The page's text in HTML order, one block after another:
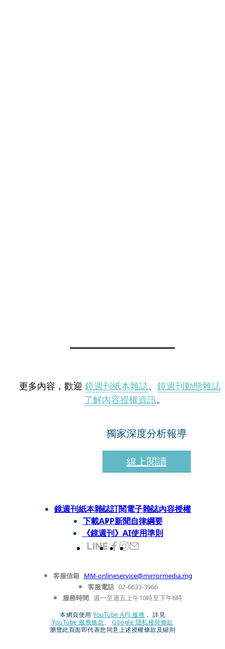
更多內容，歡迎 鏡週刊紙本雜誌、 鏡週刊動態雜誌
了解內容授權資訊。
獨家深度分析報導
線上閱讀
鏡週刊紙本雜誌訂閱電子雜誌內容授權
下載APP新聞自律綱要
《鏡週刊》AI使用準則
客服信箱 MM-onlineservice@mirrormedia.mg
客服電話 02-6633-3966
服務時間 週一至週五上午10時至下午6時
本網頁使用 YouTube API 服務 ， 詳見
YouTube 服務條款、
Google 隱私權與條款
瀏覽此頁面即代表您同意上述授權條款及細則